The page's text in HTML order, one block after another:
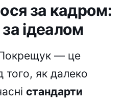
за кадром:
за ідеалом
Покрещук — це
того, як далеко
стандарти